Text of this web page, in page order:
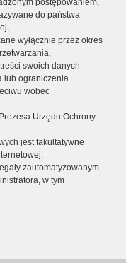
postępowaniem,
do państwa
wyłącznie przez okres
swoich danych
lub ograniczenia
wobec
Urzędu Ochrony
jest fakultatywne
zautomatyzowanym
w tym